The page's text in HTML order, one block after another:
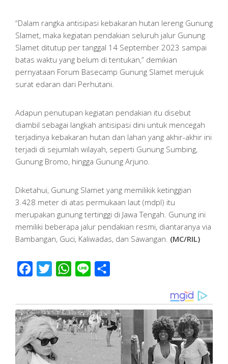
“Dalam rangka antisipasi kebakaran hutan lereng Gunung
Slamet, maka kegiatan pendakian seluruh jalur Gunung
Slamet ditutup per tanggal 14 September 2023 sampai
batas waktu yang belum di tentukan,” demikian
pernyataan Forum Basecamp Gunung Slamet merujuk
surat edaran dari Perhutani.
Adapun penutupan kegiatan pendakian itu disebut
diambil sebagai langkah antisipasi dini untuk mencegah
terjadinya kebakaran hutan dan lahan yang akhir-akhir ini
terjadi di sejumlah wilayah, seperti Gunung Sumbing,
Gunung Bromo, hingga Gunung Arjuno.
Diketahui, Gunung Slamet yang memilikik ketinggian
3.428 meter di atas permukaan laut (mdpl) itu
merupakan gunung tertinggi di Jawa Tengah. Gunung ini
memiliki beberapa jalur pendakian resmi, diantaranya via
Bambangan, Guci, Kaliwadas, dan Sawangan. (MC/RIL)
Facebook
Twitter WhatsApp
Line